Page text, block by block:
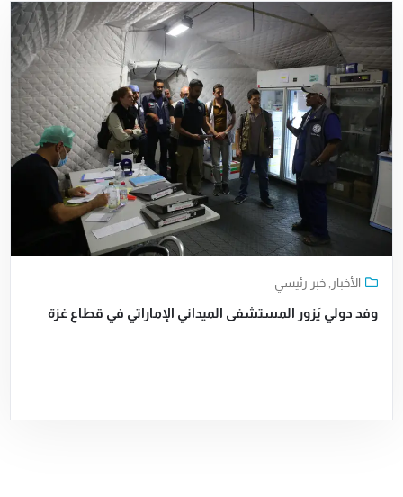
الأخبار ,خبر رئيسي
وفد دولي يَزور المستشفى الميداني الإماراتي في قطاع غزة